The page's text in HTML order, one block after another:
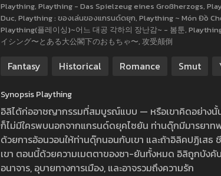
Plaything, Plaything - Das Spielzeug eines Großherzogs,
Duc, Plaything : ของเล่นของแกรนด์ดยุก, Plaything ~ Món Đồ
Plaything(플레이싱)~어느 대공 각하의 장난감~ - 봄툰,
イシング〜とある大公閣下のおもちゃ〜, 攻受颠倒
Fantasy Historical Romance Smut
Synopsis Plaything
อิลิได้ก่ออาชญากรรมที่สมบูรณ์แบบ — หรือเขาคิดอย่างนั้
ก็ไม่มีใครพบนอกจากแกรนด์ดยุคไซยัน ท่านดุ๊กมีมารยา
ด้วยการอ้อนวอนให้ท่านดุ๊กนอนกับเขา และถ้าอิลิคปฏิเสธ
เขา ตอนนี้ด้วยความเมตตาของซา-ยันทั้งหมด อิลิถูกบังคับ
อนาจาร, อุบายทางการเมือง, และอาจรวมถึงความรัก